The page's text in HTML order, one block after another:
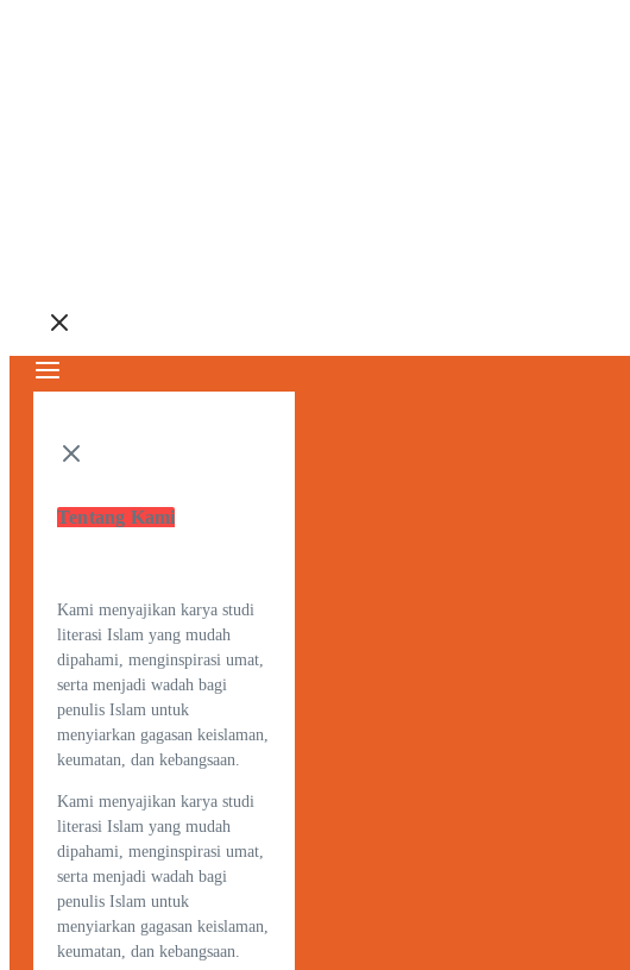
Tentang Kami
Kami menyajikan karya studi
literasi Islam yang mudah
dipahami, menginspirasi umat,
serta menjadi wadah bagi
penulis Islam untuk
menyiarkan gagasan keislaman,
keumatan, dan kebangsaan.
Kami menyajikan karya studi
literasi Islam yang mudah
dipahami, menginspirasi umat,
serta menjadi wadah bagi
penulis Islam untuk
menyiarkan gagasan keislaman,
keumatan, dan kebangsaan.